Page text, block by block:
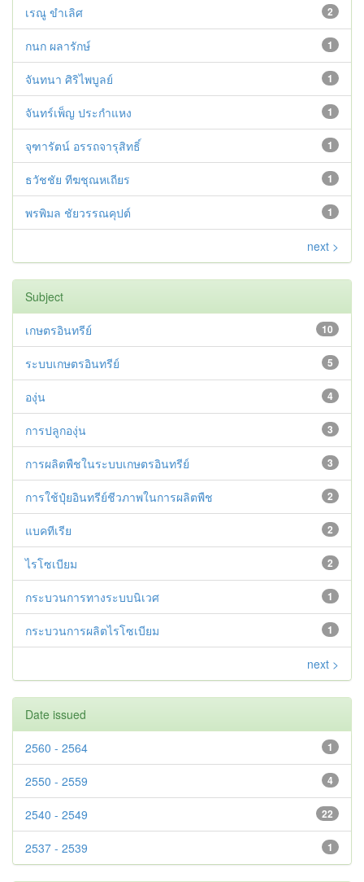
2
เรณู ขำเลิศ
1
กนก ผลารักษ์
1
จันทนา ศิริไพบูลย์
1
จันทร์เพ็ญ ประกำแหง
1
จุฑารัตน์ อรรถจารุสิทธิ์
1
ธวัชชัย ทีฆชุณหเถียร
1
พรพิมล ชัยวรรณคุปต์
next >
Subject
10
เกษตรอินทรีย์
5
ระบบเกษตรอินทรีย์
4
องุ่น
3
การปลูกองุ่น
3
การผลิตพืชในระบบเกษตรอินทรีย์
2
การใช้ปุ๋ยอินทรีย์ชีวภาพในการผลิตพืช
2
แบคทีเรีย
2
ไรโซเบียม
1
กระบวนการทางระบบนิเวศ
1
กระบวนการผลิตไรโซเบียม
next >
Date issued
1
2560 - 2564
4
2550 - 2559
22
2540 - 2549
1
2537 - 2539